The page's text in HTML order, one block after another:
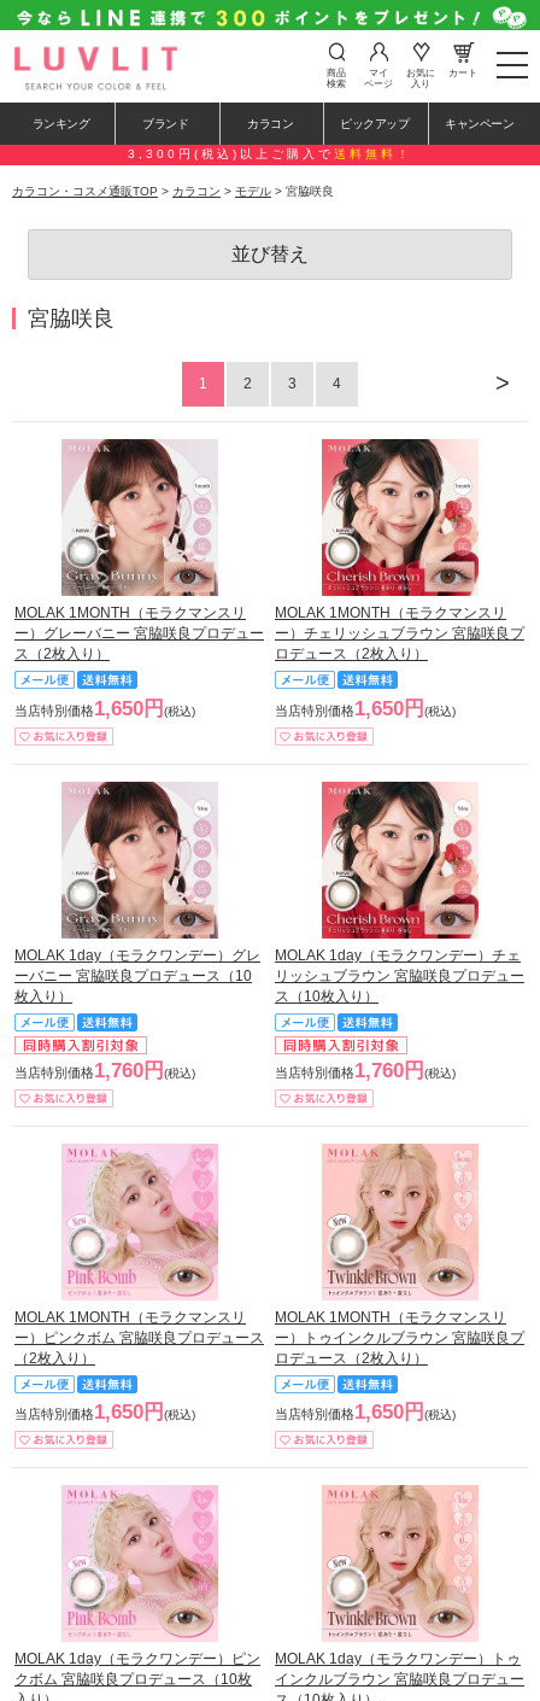
t
o
e
n
t
商品
検索
マイ
ページ
お気に
入り
カート
ランキング ブランド カラコン ピックアップ キャンペーン
3,300円(税込)以上ご購入で 送料無料！
カラコン・コスメ通販TOP > カラコン > モデル > 宮脇咲良
並び替え
宮脇咲良
>
1 2 3 4
MOLAK 1MONTH（モラクマンスリ
ー）グレーバニー 宮脇咲良プロデュー
ス（2枚入り）
当店特別価格1,650円 (税込)
MOLAK 1MONTH（モラクマンスリ
ー）チェリッシュブラウン 宮脇咲良プ
ロデュース（2枚入り）
当店特別価格1,650円 (税込)
MOLAK 1day（モラクワンデー）グレ
ーバニー 宮脇咲良プロデュース（10
枚入り）
当店特別価格1,760円 (税込)
MOLAK 1day（モラクワンデー）チェ
リッシュブラウン 宮脇咲良プロデュー
ス（10枚入り）
当店特別価格1,760円 (税込)
MOLAK 1MONTH（モラクマンスリ
ー）ピンクボム 宮脇咲良プロデュース
（2枚入り）
当店特別価格1,650円 (税込)
MOLAK 1MONTH（モラクマンスリ
ー）トゥインクルブラウン 宮脇咲良プ
ロデュース（2枚入り）
当店特別価格1,650円 (税込)
MOLAK 1day（モラクワンデー）ピン
クボム 宮脇咲良プロデュース（10枚
MOLAK 1day（モラクワンデー）トゥ
インクルブラウン 宮脇咲良プロデュー